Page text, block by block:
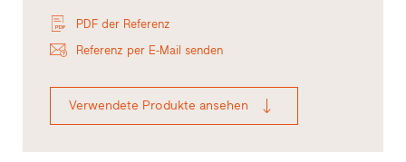
PDF der Referenz
Referenz per E-Mail senden
Verwendete Produkte ansehen